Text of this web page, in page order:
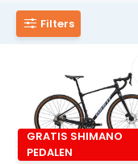
Filters
GRATIS SHIMANO
PEDALEN